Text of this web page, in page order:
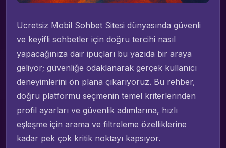
Ücretsiz Mobil Sohbet Sitesi dünyasında güvenli
ve keyifli sohbetler için doğru tercihi nasıl
yapacağınıza dair ipuçları bu yazıda bir araya
geliyor; güvenliğe odaklanarak gerçek kullanıcı
deneyimlerini ön plana çıkarıyoruz. Bu rehber,
doğru platformu seçmenin temel kriterlerinden
profil ayarları ve güvenlik adımlarına, hızlı
eşleşme için arama ve filtreleme özelliklerine
kadar pek çok kritik noktayı kapsıyor.